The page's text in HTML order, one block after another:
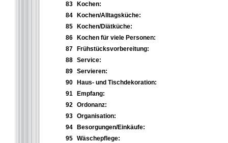
83
Kochen:
84
Kochen/Alltagsküche:
85
Kochen/Diätküche:
86
Kochen für viele Personen:
87
Frühstücksvorbereitung:
88 Service:
89 Servieren:
90
Haus- und Tischdekoration:
91
Empfang:
92 Ordonanz:
93 Organisation:
94
Besorgungen/Einkäufe:
95 Wäschepflege: